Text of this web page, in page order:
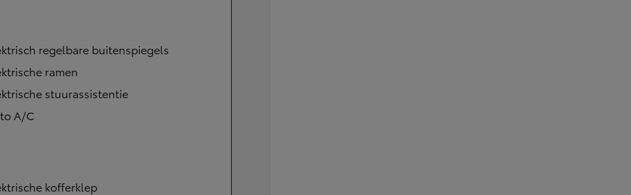
regelbare buitenspiegels
ramen
stuurassistentie
A/C
kofferklep